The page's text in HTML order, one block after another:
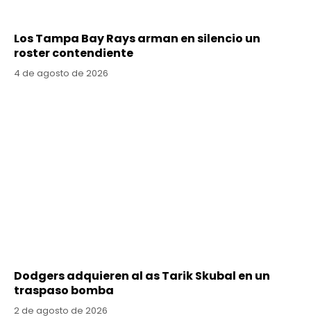
Los Tampa Bay Rays arman en silencio un
roster contendiente
4 de agosto de 2026
Dodgers adquieren al as Tarik Skubal en un
traspaso bomba
2 de agosto de 2026